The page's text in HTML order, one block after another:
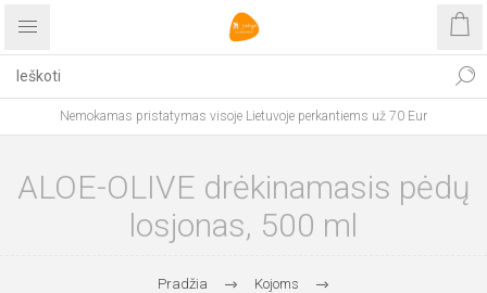
Nemokamas pristatymas visoje Lietuvoje perkantiems už 70 Eur
ALOE-OLIVE drėkinamasis pėdų
losjonas, 500 ml
Pradžia Kojoms